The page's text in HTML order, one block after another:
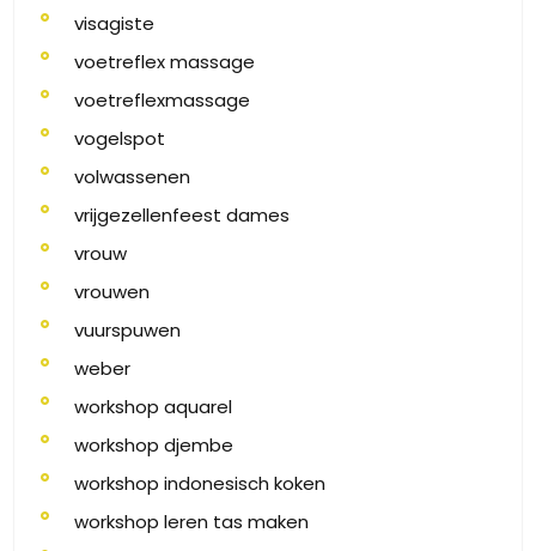
visagiste
voetreflex massage
voetreflexmassage
vogelspot
volwassenen
vrijgezellenfeest dames
vrouw
vrouwen
vuurspuwen
weber
workshop aquarel
workshop djembe
workshop indonesisch koken
workshop leren tas maken